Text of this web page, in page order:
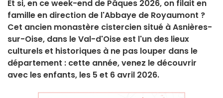
Et si, en ce week-end de Pâques 2026, on filait en
famille en direction de l'Abbaye de Royaumont ?
Cet ancien monastère cistercien situé à Asnières-
sur-Oise, dans le Val-d'Oise est l'un des lieux
culturels et historiques à ne pas louper dans le
département : cette année, venez le découvrir
avec les enfants, les 5 et 6 avril 2026.